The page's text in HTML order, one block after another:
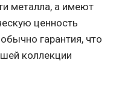
металла, а имеют
ценность
гарантия, что
коллекции